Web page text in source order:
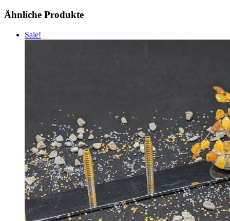
Ähnliche Produkte
Sale!